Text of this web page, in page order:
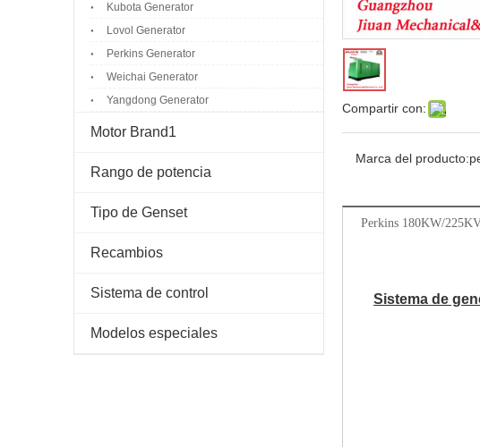
Kubota Generator
Lovol Generator
Perkins Generator
Weichai Generator
Yangdong Generator
Motor Brand1
Rango de potencia
Tipo de Genset
Recambios
Sistema de control
Modelos especiales
Compartir con:
Marca del producto:
Perkins 180KW/
Sistema de